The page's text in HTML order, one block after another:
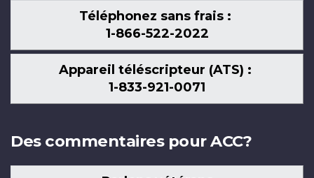
Téléphonez sans frais :
1-866-522-2022
Appareil téléscripteur (ATS) :
1-833-921-0071
Des commentaires pour ACC?